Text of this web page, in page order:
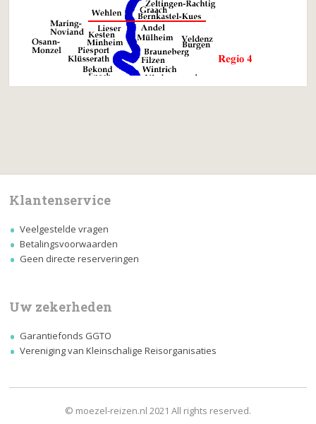
Klantenservice
Veelgestelde vragen
Betalingsvoorwaarden
Geen directe reserveringen
Uw zekerheden
Garantiefonds GGTO
Vereniging van Kleinschalige Reisorganisaties
© moezel-reizen.nl 2021 All rights reserved.